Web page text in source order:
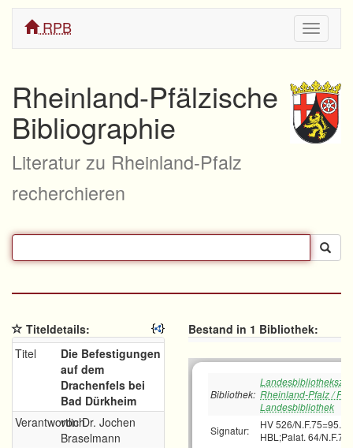
ein/
RPB
Rheinland-Pfälzische
Bibliographie
Literatur zu Rheinland-Pfalz
recherchieren
Titeldetails:
Titel
Die Befestigungen
auf dem
Drachenfels bei
Bad Dürkheim
Verantwortlichvon Dr. Jochen
Braselmann
Bestand in 1 Bibliothek:
Bibliothek: Rheinland-Pfalz /
Landesbibliothek
Signatur:
HV 526/
HBL;Palat. 64/